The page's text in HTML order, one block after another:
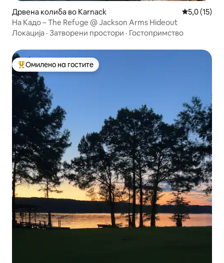
Дрвена колиба во Karnack Просечна
5,0 (15)
На Кадо – The Refuge @ Jackson Arms Hideout
Локација · Затворени простори · Гостопримство
Меѓу најуспешните „Омилени на гостите“
Омилено на гостите